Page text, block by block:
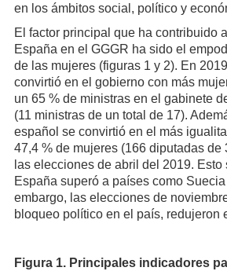
en los ámbitos social, político y
El factor principal que ha contribuido
España en el GGGR ha sido el
de las mujeres (figuras 1 y 2). En
convirtió en el gobierno con más
un 65 % de ministras en el gabinete
(11 ministras de un total de 17).
español se convirtió en el más
47,4 % de mujeres (166 diputadas de
las elecciones de abril del 2019. Esto
España superó a países como
embargo, las elecciones de
bloqueo político en el país, redujeron
Figura 1. Principales indicadores